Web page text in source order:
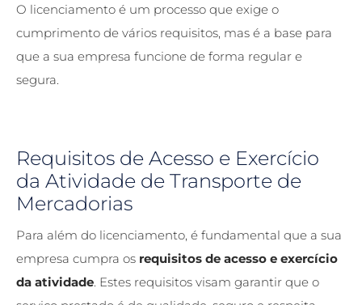
O licenciamento é um processo que exige o
cumprimento de vários requisitos, mas é a base para
que a sua empresa funcione de forma regular e
segura.
Requisitos de Acesso e Exercício
da Atividade de Transporte de
Mercadorias
Para além do licenciamento, é fundamental que a sua
empresa cumpra os requisitos de acesso e exercício
da atividade. Estes requisitos visam garantir que o